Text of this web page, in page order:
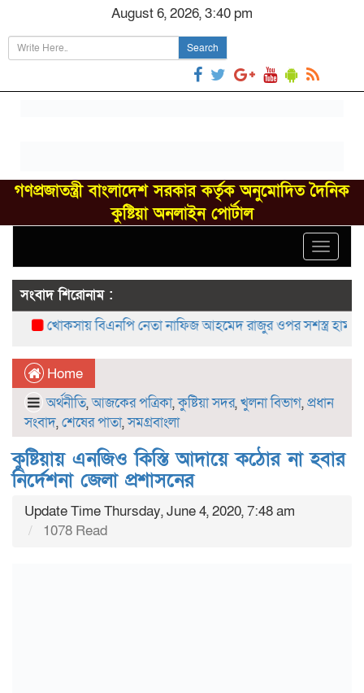
August 6, 2026, 3:40 pm
Search
গণপ্রজাতন্ত্রী বাংলাদেশ সরকার কর্তৃক অনুমোদিত দৈনিক
কুষ্টিয়া অনলাইন পোর্টাল
Toggle
সংবাদ শিরোনাম :
খোকসায় বিএনপি নেতা নাফিজ আহমেদ রাজুর ওপর সশস্ত্র হামলা,
Home
অর্থনীতি,আজকের পত্রিকা,কুষ্টিয়া সদর,খুলনা বিভাগ,প্রধান
সংবাদ,শেষের পাতা,সমগ্রবাংলা
কুষ্টিয়ায় এনজিও কিস্তি আদায়ে কঠোর না হবার
নির্দেশনা জেলা প্রশাসনের
Update Time Thursday, June 4, 2020, 7:48 am
1078 Read